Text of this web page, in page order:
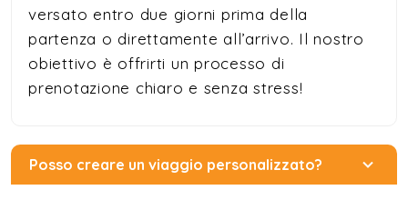
versato entro due giorni prima della
partenza o direttamente all’arrivo. Il nostro
obiettivo è offrirti un processo di
prenotazione chiaro e senza stress!
Posso creare un viaggio personalizzato?